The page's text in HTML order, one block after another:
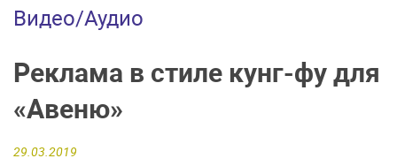
Видео/Аудио
Реклама в стиле кунг-фу для
«Авеню»
29.03.2019